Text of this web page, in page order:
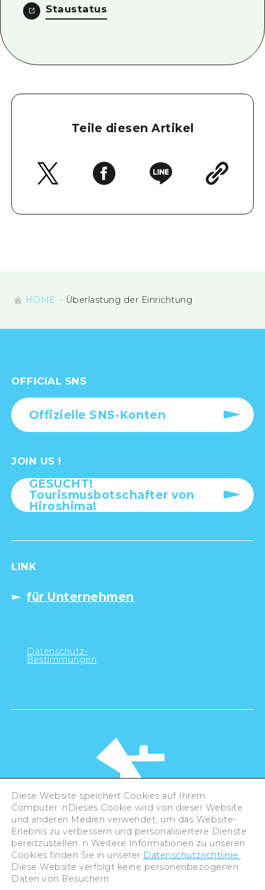
Staustatus
Teile diesen Artikel
HOME Überlastung der Einrichtung
OFFICIAL SNS
Offizielle SNS-Konten
JOIN US !
GESUCHT!
Tourismusbotschafter von
Hiroshima!
LINK
für Unternehmen
Datenschutz-
Bestimmungen
©Hiroshima Tourism Association /
Hiroshima Prefecture / Hiroshima City .
All rights reserved
Diese Website speichert Cookies auf Ihrem
Computer. nDieses Cookie wird von dieser Website
und anderen Medien verwendet, um das Website-
Erlebnis zu verbessern und personalisiertere Dienste
bereitzustellen. n Weitere Informationen zu unseren
Cookies finden Sie in unserer Datenschutzrichtlinie .
Diese Website verfolgt keine personenbezogenen
Daten von Besuchern.